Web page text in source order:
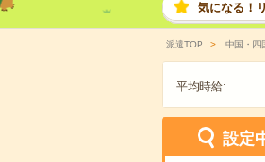
気になる！
派遣TOP 中国・四
平均時給:
設定